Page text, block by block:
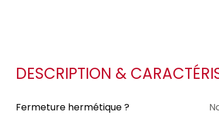
DESCRIPTION &
Fermeture hermétique ?